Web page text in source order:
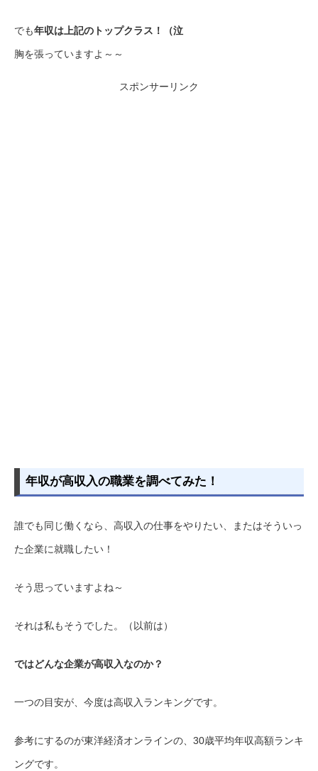
でも年収は上記のトップクラス！（泣
胸を張っていますよ～～
スポンサーリンク
年収が高収入の職業を調べてみた！
誰でも同じ働くなら、高収入の仕事をやりたい、またはそういっ
た企業に就職したい！
そう思っていますよね～
それは私もそうでした。（以前は）
ではどんな企業が高収入なのか？
一つの目安が、今度は高収入ランキングです。
参考にするのが東洋経済オンラインの、30歳平均年収高額ランキ
ングです。